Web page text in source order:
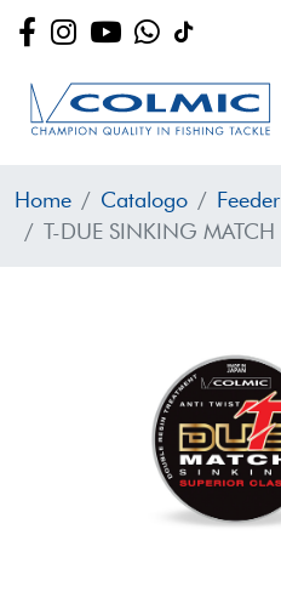
Home Catalogo Feeder
T-DUE SINKING MATCH